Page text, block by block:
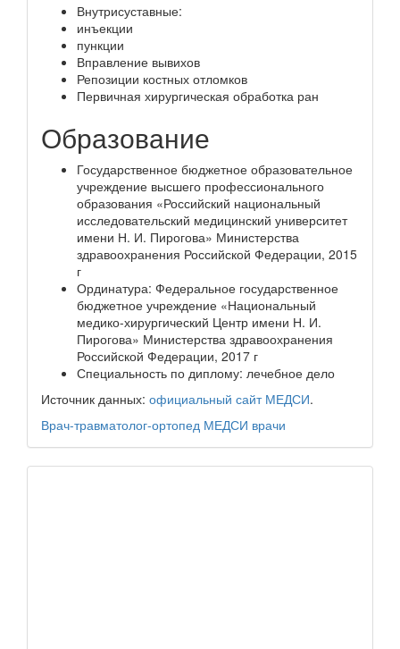
Внутрисуставные:
инъекции
пункции
Вправление вывихов
Репозиции костных отломков
Первичная хирургическая обработка ран
Образование
Государственное бюджетное образовательное
учреждение высшего профессионального
образования «Российский национальный
исследовательский медицинский университет
имени Н. И. Пирогова» Министерства
здравоохранения Российской Федерации, 2015
г
Ординатура: Федеральное государственное
бюджетное учреждение «Национальный
медико-хирургический Центр имени Н. И.
Пирогова» Министерства здравоохранения
Российской Федерации, 2017 г
Специальность по диплому: лечебное дело
Источник данных: официальный сайт МЕДСИ.
Врач-травматолог-ортопед МЕДСИ врачи